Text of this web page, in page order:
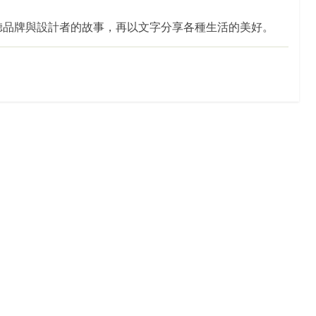
牌與設計者的故事，再以文字分享各種生活的美好。